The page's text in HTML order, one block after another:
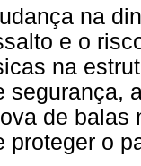
na
e o
na
segurança,
de balas
proteger o